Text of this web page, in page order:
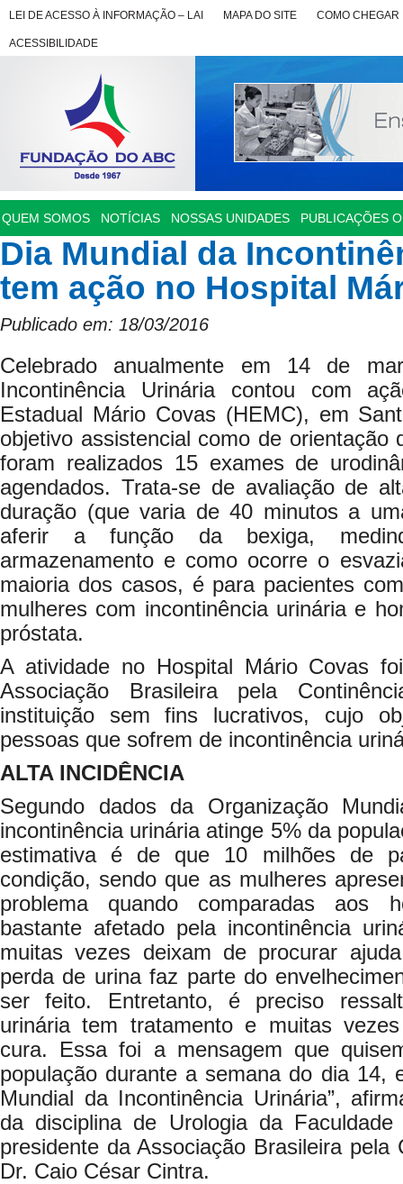
LEI DE ACESSO À INFORMAÇÃO – LAI MAPA DO SITE COMO CHEGAR
ACESSIBILIDADE
QUEM SOMOS NOTÍCIAS NOSSAS UNIDADES PUBLICAÇÕES
Dia Mundial da
tem ação no Hospital
Publicado em: 18/03/2016
Celebrado anualmente em 14 de
Incontinência Urinária contou com
Estadual Mário Covas (HEMC), em
objetivo assistencial como de orientação
foram realizados 15 exames de
agendados. Trata-se de avaliação de
duração (que varia de 40 minutos a
aferir a função da bexiga,
armazenamento e como ocorre o
maioria dos casos, é para pacientes
mulheres com incontinência urinária e
próstata.
A atividade no Hospital Mário Covas
Associação Brasileira pela
instituição sem fins lucrativos, cujo
pessoas que sofrem de incontinência
ALTA INCIDÊNCIA
Segundo dados da Organização
incontinência urinária atinge 5% da
estimativa é de que 10 milhões de
condição, sendo que as mulheres
problema quando comparadas aos
bastante afetado pela incontinência
muitas vezes deixam de procurar
perda de urina faz parte do
ser feito. Entretanto, é preciso
urinária tem tratamento e muitas
cura. Essa foi a mensagem que
população durante a semana do dia 14,
Mundial da Incontinência Urinária”,
da disciplina de Urologia da
presidente da Associação Brasileira
Dr. Caio César Cintra.